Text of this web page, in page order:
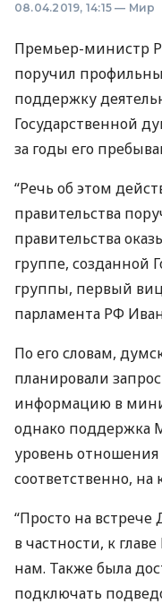
08.04.2019, 14:15 — Мир
Премьер-министр
поручил
поддержку
Государственной
за годы его
“Речь об этом
правительства
правительства
группе, созданной
группы, первый
парламента РФ
По его словам,
планировали
информацию в
однако поддержка
уровень
соответственно, на
“Просто на
в частности, к
нам. Также была
подключать